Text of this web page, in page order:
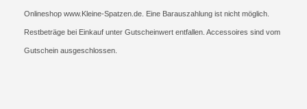
Onlineshop www.Kleine-Spatzen.de. Eine Barauszahlung ist nicht möglich.
Restbeträge bei Einkauf unter Gutscheinwert entfallen. Accessoires sind vom
Gutschein ausgeschlossen.